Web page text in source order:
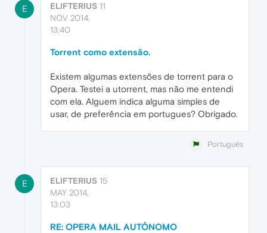
E ELIFTERIUS 11
NOV 2014,
13:40
Torrent como extensão.
Existem algumas extensões de torrent para o
Opera. Testei a utorrent, mas não me entendi
com ela. Alguem indica alguma simples de
usar, de preferência em portugues? Obrigado.
Português
E ELIFTERIUS 15
MAY 2014,
13:03
RE: OPERA MAIL AUTÔNOMO